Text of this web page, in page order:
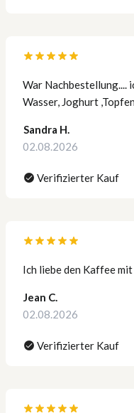
War Nachbestellung....
Wasser, Joghurt
Sandra H.
02.08.2026
Verifizierter Kauf
Ich liebe den Kaffee
Jean C.
02.08.2026
Verifizierter Kauf